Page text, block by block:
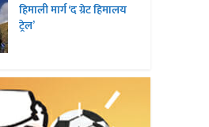
हिमाली मार्ग ‘द ग्रेट हिमालय
ट्रेल’